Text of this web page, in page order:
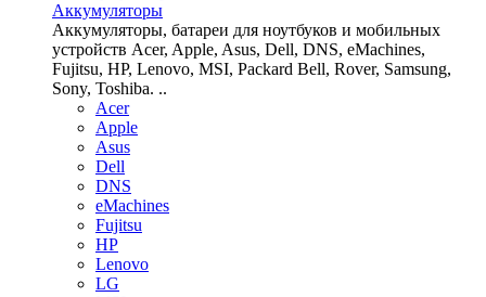
Аккумуляторы
Аккумуляторы, батареи для ноутбуков и мобильных
устройств Acer, Apple, Asus, Dell, DNS, eMachines,
Fujitsu, HP, Lenovo, MSI, Packard Bell, Rover, Samsung,
Sony, Toshiba. ..
Acer
Apple
Asus
Dell
DNS
eMachines
Fujitsu
HP
Lenovo
LG